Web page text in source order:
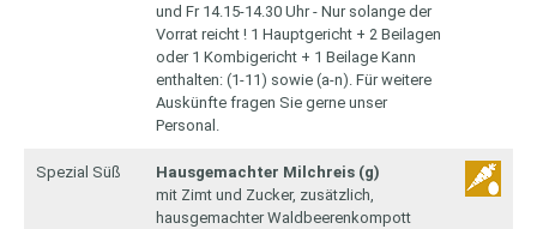
und Fr 14.15-14.30 Uhr - Nur solange der
Vorrat reicht ! 1 Hauptgericht + 2 Beilagen
oder 1 Kombigericht + 1 Beilage Kann
enthalten: (1-11) sowie (a-n). Für weitere
Auskünfte fragen Sie gerne unser
Personal.
Spezial Süß
Hausgemachter Milchreis (g)
mit Zimt und Zucker, zusätzlich,
hausgemachter Waldbeerenkompott